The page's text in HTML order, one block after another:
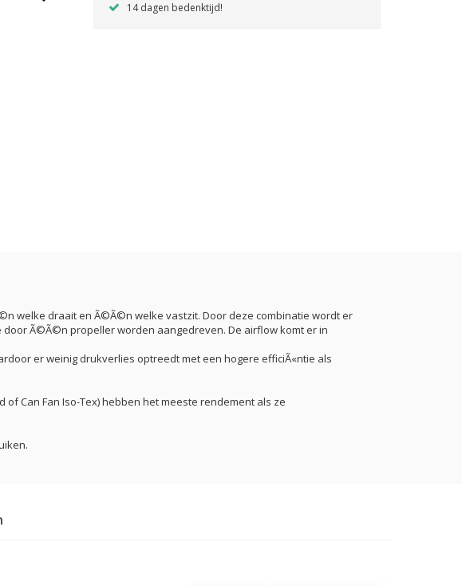
14 dagen bedenktijd!
welke draait en Ã©Ã©n welke vastzit. Door deze combinatie wordt er
Ã©Ã©n propeller worden aangedreven. De airflow komt er in
er weinig drukverlies optreedt met een hogere efficiÃ«ntie als
of Can Fan Iso-Tex) hebben het meeste rendement als ze